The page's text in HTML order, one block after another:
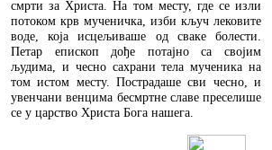
смрти за Христа. На том месту, где се изли
потоком крв мученичка, изби кључ лековите
воде, која исцељиваше од сваке болести.
Петар епископ дође потајно са својим
људима, и чесно сахрани тела мученика на
том истом месту. Пострадаше сви чесно, и
увенчани венцима бесмртне славе преселише
се у царство Христа Бога нашега.